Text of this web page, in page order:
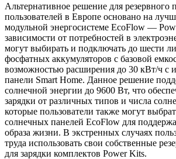
Альтернативное решение для резервного
пользователей в Европе основано на
модульной энергосистеме EcoFlow —
зависимости от потребностей в
могут выбирать и подключать до шести
фосфатных аккумуляторов с базовой
возможностью расширения до 30 кВт/ч с
панели Smart Home. Данное решение
солнечной энергии до 9600 Вт, что
зарядки от различных типов и числа
которые пользователи также могут
солнечных панелей EcoFlow для
образа жизни. В экстренных случаях
труда использовать свои собственные
для зарядки комплектов Power Kits.